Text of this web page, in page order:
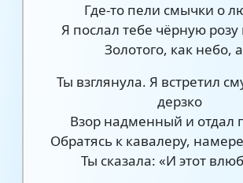
Где-то пели смычки о
Я послал тебе чёрную розу
Золотого, как небо,
Ты взглянула. Я встретил
дерзко
Взор надменный и отдал
Обратясь к кавалеру,
Ты сказала: «И этот